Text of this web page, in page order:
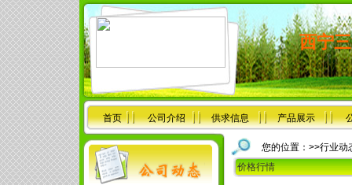
西宁
首页 公司介绍 供求信息 产品展示
您的位置：>>行业动
价格行情